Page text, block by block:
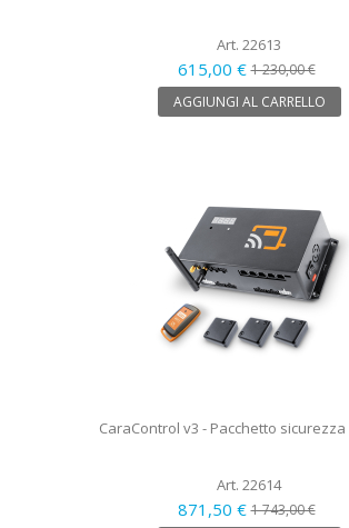
Art. 22613
615,00 €1 230,00 €
AGGIUNGI AL CARRELLO
CaraControl v3 - Pacchetto sicurezza
Art. 22614
871,50 €1 743,00 €